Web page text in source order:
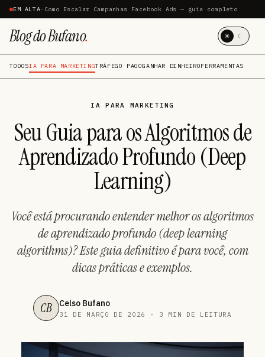
EM ALTA· Como Escalar Campanhas Facebook Ads — guia completo
Blog do Bufano. ☀ ☾
TODOSIA PARA MARKETINGTRÁFEGO PAGOGANHAR DINHEIROFERRAMENTAS
IA PARA MARKETING
Seu Guia para os Algoritmos de
Aprendizado Profundo (Deep
Learning)
Você está procurando entender melhor os algoritmos
de aprendizado profundo (deep learning
algorithms)? Este guia definitivo é para você, com
dicas práticas e exemplos.
CB Celso Bufano
31 DE MARÇO DE 2026 · 3 MIN DE LEITURA